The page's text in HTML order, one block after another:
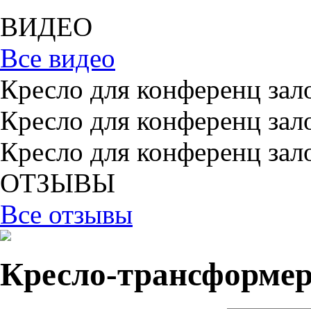
ВИДЕО
Все видео
Кресло для конференц
Кресло для конференц
Кресло для конференц
ОТЗЫВЫ
Все отзывы
Кресло-